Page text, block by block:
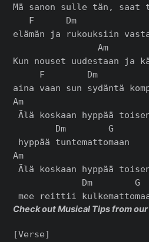
Mä sanon sulle tän, saat
F      Dm
elämän ja rukouksiin
                Am
Kun nouset uudestaan ja
F        Dm
aina vaan sun sydäntä
Am
Älä koskaan hyppää
        Dm        G
hyppää tuntemattomaan
Am
Älä koskaan hyppää
             Dm        G
Check out Musical Tips from
[Verse]